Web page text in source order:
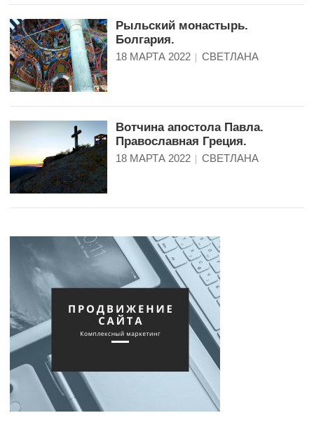
Рыльский монастырь.
Болгария.
18 МАРТА 2022 СВЕТЛАНА
Вотчина апостола Павла.
Православная Греция.
18 МАРТА 2022 СВЕТЛАНА